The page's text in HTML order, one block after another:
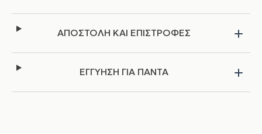
ΑΠΟΣΤΟΛΗ ΚΑΙ ΕΠΙΣΤΡΟΦΕΣ
ΕΓΓΥΗΣΗ ΓΙΑ ΠΑΝΤΑ